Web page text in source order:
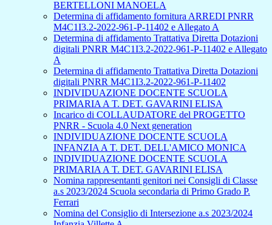
BERTELLONI MANOELA
Determina di affidamento fornitura ARREDI PNRR
M4C1I3.2-2022-961-P-11402 e Allegato A
Determina di affidamento Trattativa Diretta Dotazioni
digitali PNRR M4C1I3.2-2022-961-P-11402 e Allegato
A
Determina di affidamento Trattativa Diretta Dotazioni
digitali PNRR M4C1I3.2-2022-961-P-11402
INDIVIDUAZIONE DOCENTE SCUOLA
PRIMARIA A T. DET. GAVARINI ELISA
Incarico di COLLAUDATORE del PROGETTO
PNRR - Scuola 4.0 Next generation
INDIVIDUAZIONE DOCENTE SCUOLA
INFANZIA A T. DET. DELL'AMICO MONICA
INDIVIDUAZIONE DOCENTE SCUOLA
PRIMARIA A T. DET. GAVARINI ELISA
Nomina rappresentanti genitori nei Consigli di Classe
a.s 2023/2024 Scuola secondaria di Primo Grado P.
Ferrari
Nomina del Consiglio di Intersezione a.s 2023/2024